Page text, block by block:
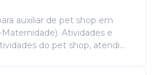
auxiliar de pet shop em
Atividades e
do pet shop, atendi...